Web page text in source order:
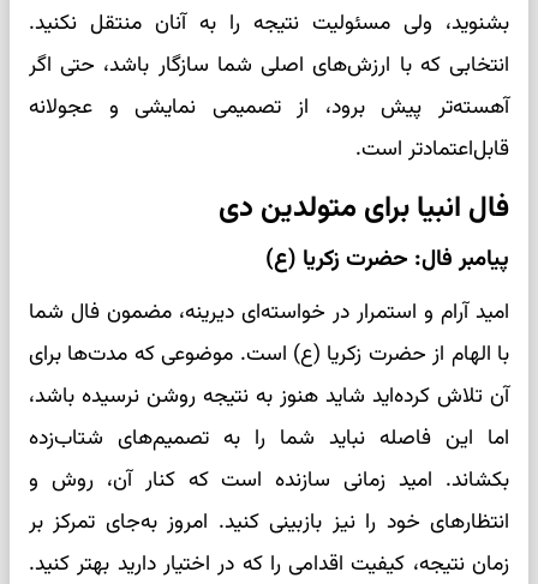
بشنوید، ولی مسئولیت نتیجه را به آنان منتقل نکنید.
انتخابی که با ارزش‌های اصلی شما سازگار باشد، حتی اگر
آهسته‌تر پیش برود، از تصمیمی نمایشی و عجولانه
قابل‌اعتمادتر است.
فال انبیا برای متولدین دی
پیامبر فال: حضرت زکریا (ع)
امید آرام و استمرار در خواسته‌ای دیرینه، مضمون فال شما
با الهام از حضرت زکریا (ع) است. موضوعی که مدت‌ها برای
آن تلاش کرده‌اید شاید هنوز به نتیجه روشن نرسیده باشد،
اما این فاصله نباید شما را به تصمیم‌های شتاب‌زده
بکشاند. امید زمانی سازنده است که کنار آن، روش و
انتظارهای خود را نیز بازبینی کنید. امروز به‌جای تمرکز بر
زمان نتیجه، کیفیت اقدامی را که در اختیار دارید بهتر کنید.